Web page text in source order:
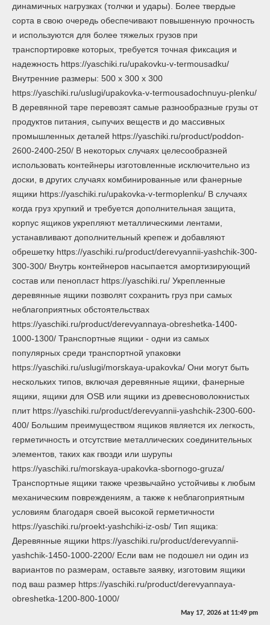
динамичных нагрузках (толчки и удары). Более твердые
сорта в свою очередь обеспечивают повышенную прочность
и используются для более тяжелых грузов при
транспортировке которых, требуется точная фиксация и
надежность https://yaschiki.ru/upakovku-v-termousadku/
Внутренние размеры: 500 х 300 х 300
https://yaschiki.ru/uslugi/upakovka-v-termousadochnuyu-plenku/
В деревянной таре перевозят самые разнообразные грузы от
продуктов питания, сыпучих веществ и до массивных
промышленных деталей https://yaschiki.ru/product/poddon-
2600-2400-250/ В некоторых случаях целесообразней
использовать контейнеры изготовленные исключительно из
доски, в других случаях комбинированные или фанерные
ящики https://yaschiki.ru/upakovka-v-termoplenku/ В случаях
когда груз хрупкий и требуется дополнительная защита,
корпус ящиков укрепляют металлическими лентами,
устанавливают дополнительный крепеж и добавляют
обрешетку https://yaschiki.ru/product/derevyannii-yashchik-300-
300-300/ Внутрь контейнеров насыпается амортизирующий
состав или пенопласт https://yaschiki.ru/ Укрепленные
деревянные ящики позволят сохранить груз при самых
неблагоприятных обстоятельствах
https://yaschiki.ru/product/derevyannaya-obreshetka-1400-
1000-1300/ Транспортные ящики - одни из самых
популярных среди транспортной упаковки
https://yaschiki.ru/uslugi/morskaya-upakovka/ Они могут быть
нескольких типов, включая деревянные ящики, фанерные
ящики, ящики для OSB или ящики из древесноволокнистых
плит https://yaschiki.ru/product/derevyannii-yashchik-2300-600-
400/ Большим преимуществом ящиков является их легкость,
герметичность и отсутствие металлических соединительных
элементов, таких как гвозди или шурупы
https://yaschiki.ru/morskaya-upakovka-sbornogo-gruza/
Транспортные ящики также чрезвычайно устойчивы к любым
механическим повреждениям, а также к неблагоприятным
условиям благодаря своей высокой герметичности
https://yaschiki.ru/proekt-yashchiki-iz-osb/ Тип ящика:
Деревянные ящики https://yaschiki.ru/product/derevyannii-
yashchik-1450-1000-2200/ Если вам не подошел ни один из
вариантов по размерам, оставьте заявку, изготовим ящики
под ваш размер https://yaschiki.ru/product/derevyannaya-
obreshetka-1200-800-1000/
May 17, 2026 at 11:49 pm